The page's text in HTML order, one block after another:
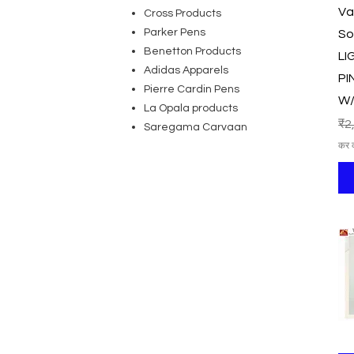
कर
Cross Products
Parker Pens
Benetton Products
Adidas Apparels
Pierre Cardin Pens
La Opala products
Saregama Carvaan